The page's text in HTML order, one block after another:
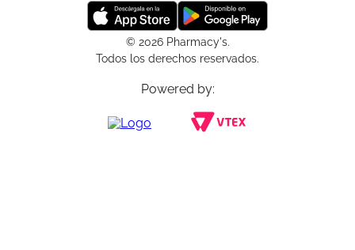
© 2026 Pharmacy's.
Todos los derechos reservados.
Powered by: